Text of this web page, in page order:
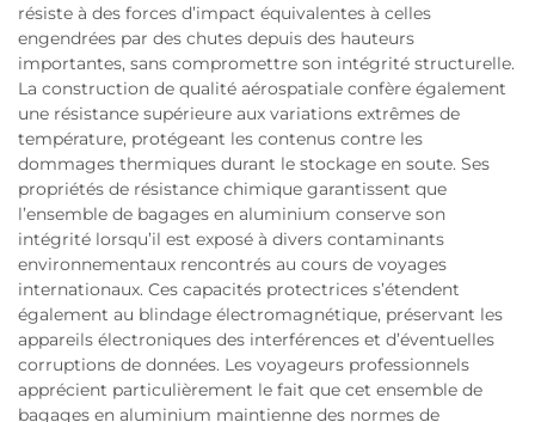
résiste à des forces d’impact équivalentes à celles
engendrées par des chutes depuis des hauteurs
importantes, sans compromettre son intégrité structurelle.
La construction de qualité aérospatiale confère également
une résistance supérieure aux variations extrêmes de
température, protégeant les contenus contre les
dommages thermiques durant le stockage en soute. Ses
propriétés de résistance chimique garantissent que
l’ensemble de bagages en aluminium conserve son
intégrité lorsqu’il est exposé à divers contaminants
environnementaux rencontrés au cours de voyages
internationaux. Ces capacités protectrices s’étendent
également au blindage électromagnétique, préservant les
appareils électroniques des interférences et d’éventuelles
corruptions de données. Les voyageurs professionnels
apprécient particulièrement le fait que cet ensemble de
bagages en aluminium maintienne des normes de